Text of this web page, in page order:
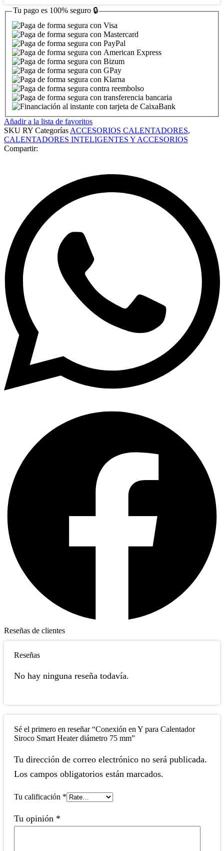
Tu pago es 100% seguro 🔒
Añadir a la lista de favoritos
SKU RY Categorías ACCESORIOS CALENTADORES,
CALENTADORES INTELIGENTES Y ACCESORIOS
Compartir:
Reseñas de clientes
Reseñas
No hay ninguna reseña todavía.
Sé el primero en reseñar “Conexión en Y para Calentador
Siroco Smart Heater diámetro 75 mm”
Tu dirección de correo electrónico no será publicada.
Los campos obligatorios están marcados.
Tu calificación *
Tu opinión *